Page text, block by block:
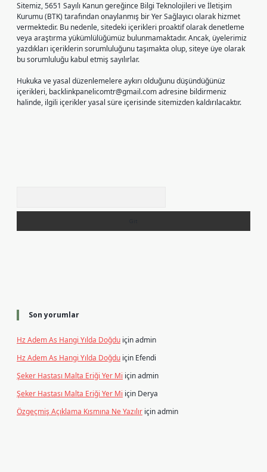
Sitemiz, 5651 Sayılı Kanun gereğince Bilgi Teknolojileri ve İletişim
Kurumu (BTK) tarafından onaylanmış bir Yer Sağlayıcı olarak hizmet
vermektedir. Bu nedenle, sitedeki içerikleri proaktif olarak denetleme
veya araştırma yükümlülüğümüz bulunmamaktadır. Ancak, üyelerimiz
yazdıkları içeriklerin sorumluluğunu taşımakta olup, siteye üye olarak
bu sorumluluğu kabul etmiş sayılırlar.
Hukuka ve yasal düzenlemelere aykırı olduğunu düşündüğünüz
içerikleri, backlinkpanelicomtr@gmail.comadresine bildirmeniz
halinde, ilgili içerikler yasal süre içerisinde sitemizden kaldırılacaktır.
Son yorumlar
Hz Adem As Hangi Yılda Doğdu içinadmin
Hz Adem As Hangi Yılda Doğdu için Efendi
Şeker Hastası Malta Eriği Yer Mi içinadmin
Şeker Hastası Malta Eriği Yer Mi için Derya
Özgeçmiş Açıklama Kısmına Ne Yazılır içinadmin